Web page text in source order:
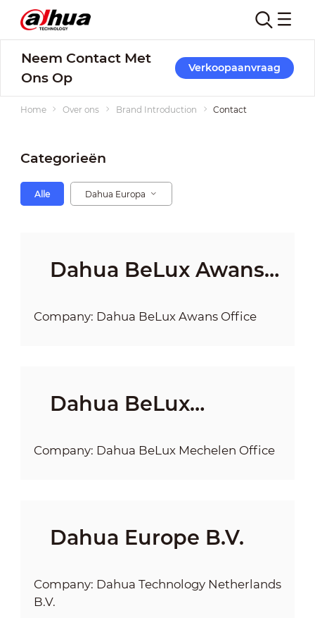
Neem Contact Met
Ons Op
Verkoopaanvraag
Home Over ons Brand Introduction Contact
Categorieën
Alle Dahua Europa
Dahua BeLux Awans
Company: Dahua BeLux Awans Office
Dahua BeLux
Company: Dahua BeLux Mechelen Office
Dahua Europe B.V.
Company: Dahua Technology Netherlands
B.V.